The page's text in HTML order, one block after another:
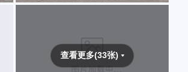
查看更多(33张)